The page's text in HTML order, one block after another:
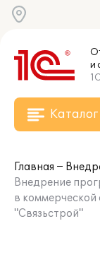
и
Каталог
Главная
Внедрение
в
"Связьстрой"